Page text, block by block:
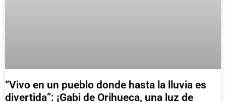
“Vivo en un pueblo donde hasta la lluvia es
divertida”: ¡Gabi de Orihueca, una luz de